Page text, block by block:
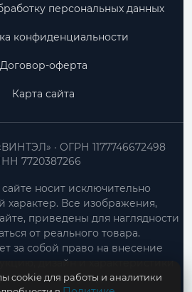
персональных данных
конфиденциальности
Договор-оферта
Карта сайта
ОГРН 1177746672498
7720387266
носит исключительно
Все изображения,
приведены для наглядности
от реального товара.
за собой право на внесение
дизайн и характеристики
уведомления.
cookie для работы и аналитики